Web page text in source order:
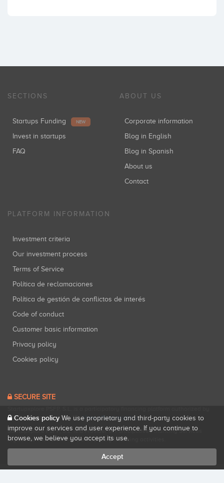
SECTIONS
Startups Funding NEW
Invest in startups
FAQ
ABOUT US
Corporate information
Blog in English
Blog in Spanish
About us
Contact
PLATFORM INFORMATION
Investment criteria
Our investment process
Terms of Service
Política de reclamaciones
Política de gestión de conflictos de interés
Code of conduct
Customer basic information
Privacy policy
Cookies policy
SECURE SITE
CNMV (Registration No. 18).View official registry .
Startupxplore PSFP, S.L. is a Provider of Participative Financing Services
registered with CNMV for participatory financing activities.
Cookies policy We use proprietary and third-party cookies to
improve our services and user experience. If you continue to
browse, we believe you accept its use.
Accept